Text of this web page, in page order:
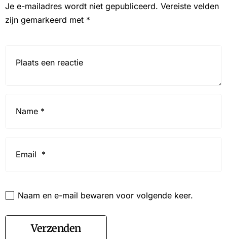
Je e-mailadres wordt niet gepubliceerd. Vereiste velden
zijn gemarkeerd met *
Naam en e-mail bewaren voor volgende keer.
Verzenden